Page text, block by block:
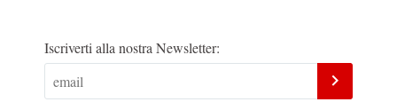
Iscriverti alla nostra Newsletter: